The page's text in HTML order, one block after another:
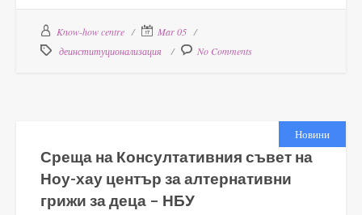
Know-how centre
Mar 05
деинституционализация
No Comments
Новини
Среща на Консултативния съвет на
Ноу-хау център за алтернативни
грижи за деца – НБУ